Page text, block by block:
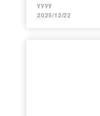
yyyy
2025/12/22